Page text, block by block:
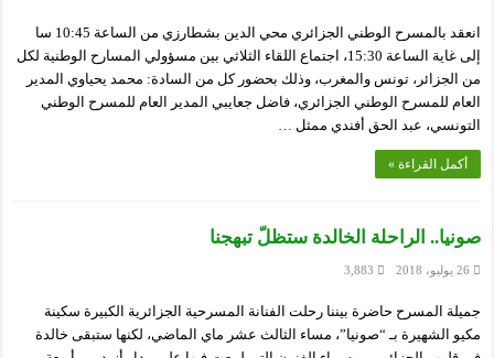
انعقد بالمسرح الوطني الجزائري محي الدين بشطارزي من الساعة 10:45 سا
إلى غاية الساعة 15:30، اجتماع اللقاء الثلاثي بين مسؤولي المسارح الوطنية لكل
من الجزائر، تونس والمغرب، وذلك بحضور كل من السادة: محمد يحياوي المدير
العام للمسرح الوطني الجزائري، فاضل جعايبي المدير العام للمسرح الوطني
التونسي، عبد الحق أفندي ممثل …
أكمل القراءة »
صونيا.. الراحلة الخالدة ستظلّ تبهجنا
26 يوليو، 2018 3,883
جميلة المسرح حاضرة بيننا رحلت الفنانة المسرحية الجزائرية الكبيرة سكينة
مكيو الشهيرة بـ “صونيا”، مساء الثالث عشر ماي الماضي، لكنها ستبقى خالدة